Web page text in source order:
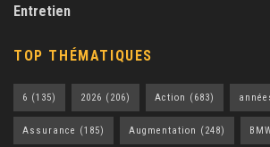
Entretien
TOP THÉMATIQUES
6 (135) 2026 (206) Action (683)
Assurance (185) Augmentation (248)